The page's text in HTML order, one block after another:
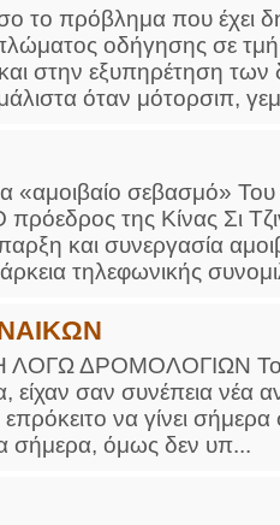
το πρόβλημα που έχει
οδήγησης σε
στην εξυπηρέτηση
όταν μότορσιπ,
«αμοιβαίο σεβασμό»
της Κίνας Σι
και συνεργασία
τηλεφωνικής
ΔΡΟΜΟΛΟΓΙΩΝ Το
είχαν σαν συνέπεια νέα
να γίνει
σήμερα, όμως δεν υπ...